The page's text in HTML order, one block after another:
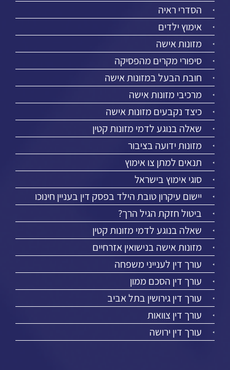
הסדרי ראיה
אימוץ ילדים
מזונות אישה
סיפורי מקרים מהפסיקה
חובת הבעל במזונות אישה
מרכיבי מזונות אישה
כיצד נקבעים מזונות אישה
שאלה בנוגע לדמי מזונות קטין
מזונות ידועה בציבור
תנאים למתן צו אימוץ
סוגי אימוץ בישראל
יישום עיקרון טובת הילד בפסק דין בעניין חינוכו
ביטול חזקת הגיל הרך?
שאלה בנוגע לדמי מזונות קטין
מזונות אישה בנישואין אזרחיים
עורך דין לענייני משפחה
עורך דין הסכם ממון
עורך דין גירושין בתל אביב
עורך דין צוואות
עורך דין ירושה